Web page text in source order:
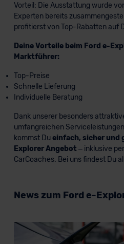
Vorteil: Die Ausstattung wurde
Experten bereits
profitierst von Top-Rabatten auf
Deine Vorteile beim Ford e-
Marktführer:
Top-Preise
Schnelle Lieferung
Individuelle Beratung
Dank unserer besonders
umfangreichen
kommst Du einfach, sicher und
Explorer Angebot – inklusive
CarCoaches. Bei uns findest Du
News zum Ford e-